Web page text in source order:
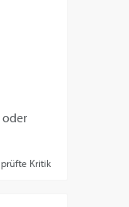
oder
Kritik